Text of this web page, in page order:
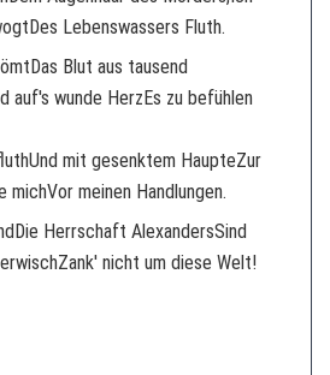
Lebenswassers Fluth.
Blut aus tausend
auf's wunde HerzEs zu befühlen
mit gesenktem HaupteZur
michVor meinen Handlungen.
Herrschaft AlexandersSind
nicht um diese Welt!